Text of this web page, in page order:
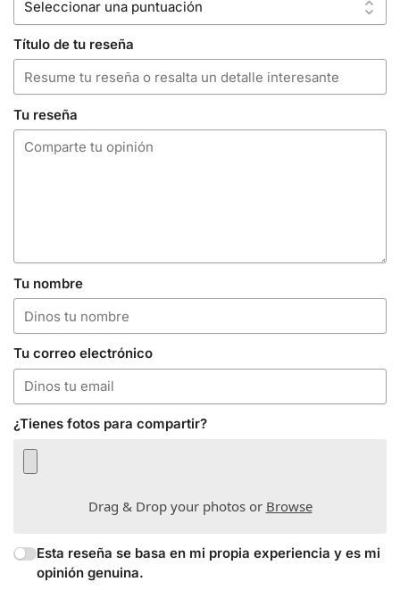
Título de tu reseña
Tu reseña
Tu nombre
Tu correo electrónico
¿Tienes fotos para compartir?
Drag & Drop your photos or Browse
Esta reseña se basa en mi propia experiencia y es mi
opinión genuina.